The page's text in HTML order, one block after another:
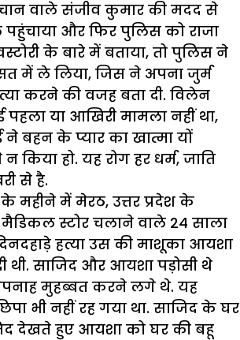
वाले संजीव कुमार की मदद से
पहुंचाया और फिर पुलिस को राजा
के बारे में बताया, तो पुलिस ने
में ले लिया, जिस ने अपना जुर्म
करने की वजह बता दी. विलेन
या आखिरी मामला नहीं था,
बहन के प्यार का खात्मा यों
किया हो. यह रोग हर धर्म, जाति
से है.
महीने में मेरठ, उत्तर प्रदेश के
स्टोर चलाने वाले 24 साला
हत्या उस की माशूका आयशा
थी. साजिद और आयशा पड़ोसी थे
मुहब्बत करने लगे थे. यह
भी नहीं रह गया था. साजिद के घर
देखते हुए आयशा को घर की बहू